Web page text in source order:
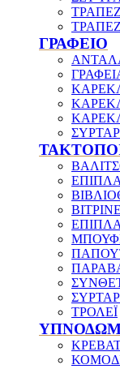
ΓΡΑΦΕΙΟ
ΤΡΟΛΕΪ